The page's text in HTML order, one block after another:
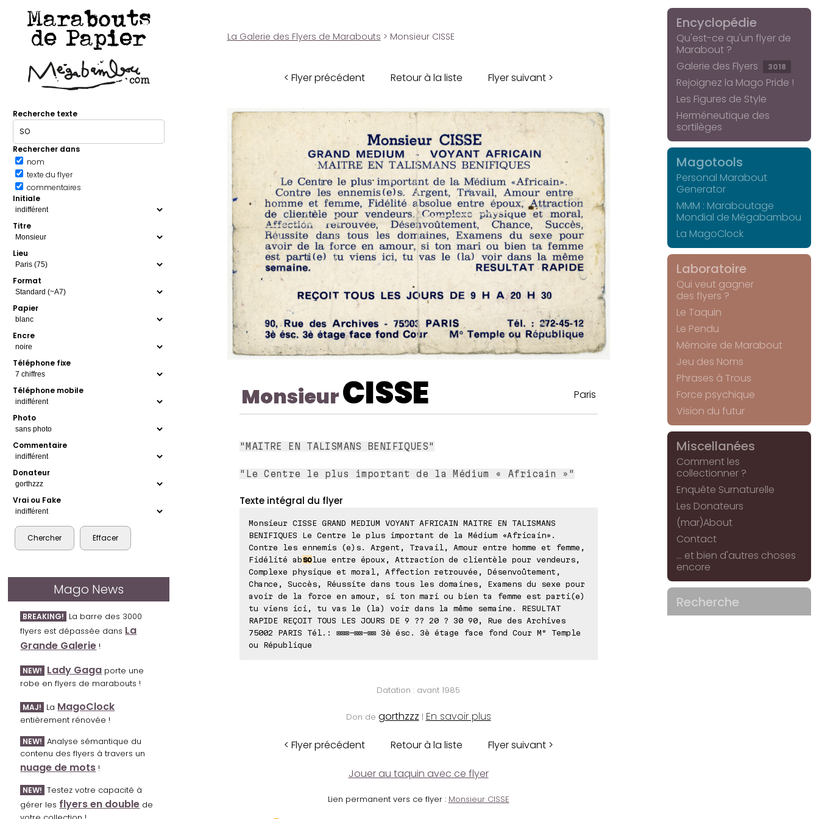
Marabouts
de Papier
Recherche texte
Rechercher dans
nom
texte du flyer
commentaires
Initiale
Titre
Lieu
Format
Papier
Encre
Téléphone fixe
Téléphone mobile
Photo
Commentaire
Donateur
Vrai ou Fake
Mago News
BREAKING! La barre des 3000
flyers est dépassée dans La
Grande Galerie !
NEW! Lady Gaga porte une
robe en flyers de marabouts !
MAJ! La MagoClock
entièrement rénovée !
NEW! Analyse sémantique du
contenu des flyers à travers un
nuage de mots !
NEW! Testez votre capacité à
gérer les flyers en double de
La Galerie des Flyers de Marabouts > Monsieur CISSE
< Flyer précédent Retour à la liste Flyer suivant >
MonsieurCISSE Paris
"MAITRE EN TALISMANS BENIFIQUES"
"Le Centre le plus important de la Médium « Africain »"
Texte intégral du flyer
Monsieur CISSE GRAND MEDIUM VOYANT AFRICAIN MAITRE EN TALISMANS
BENIFIQUES Le Centre le plus important de la Médium «Africain».
Contre les ennemis (e)s. Argent, Travail, Amour entre homme et femme,
Fidélité absolue entre époux, Attraction de clientèle pour vendeurs,
Complexe physique et moral, Affection retrouvée, Désenvoûtement,
Chance, Succès, Réussite dans tous les domaines, Examens du sexe pour
avoir de la force en amour, si ton mari ou bien ta femme est parti(e)
tu viens ici, tu vas le (la) voir dans la même semaine. RESULTAT
RAPIDE REÇOIT TOUS LES JOURS DE 9 ?? 20 ? 30 90, Rue des Archives
75002 PARIS Tél.: ⊠⊠⊠-⊠⊠-⊠⊠ 3è ésc. 3è étage face fond Cour M° Temple
ou République
Datation : avant 1985
Don de gorthzzz | En savoir plus
< Flyer précédent Retour à la liste Flyer suivant >
Jouer au taquin avec ce flyer
Lien permanent vers ce flyer : Monsieur CISSE
Encyclopédie
Qu'est-ce qu'un flyer de
Marabout ?
Galerie des Flyers
3018
Rejoignez la Mago Pride !
Les Figures de Style
Herméneutique des
sortilèges
Magotools
Personal Marabout
Generator
MMM : Maraboutage
Mondial de Mégabambou
La MagoClock
Laboratoire
Qui veut gagner
des flyers ?
Le Taquin
Le Pendu
Mémoire de Marabout
Jeu des Noms
Phrases à Trous
Force psychique
Vision du futur
Miscellanées
Comment les
collectionner ?
Enquête Surnaturelle
Les Donateurs
(mar)About
Contact
... et bien d'autres choses
encore
Recherche